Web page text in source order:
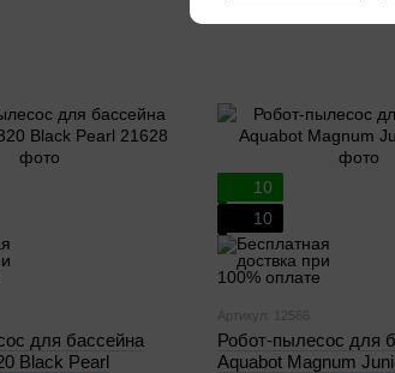
для бассейна
Black Pearl
10
10
Артикул: 12566
Робот-пылесоc для
Aquabot Magnum